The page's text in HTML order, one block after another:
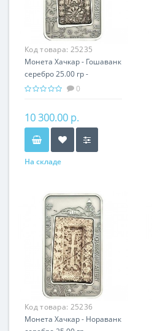
Код товара: 25235
Монета Хачкар - Гошаванк
серебро 25.00 гр -
православный подарок
0
10 300.00 р.
На складе
Код товара: 25236
Монета Хачкар - Нораванк